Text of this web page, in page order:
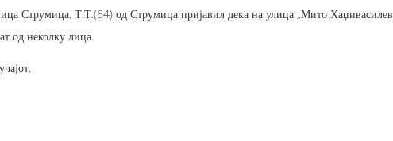
Струмица, Т.Т.(64) од Струмица пријавил дека на улица „Мито Хаџивасилев
од неколку лица.